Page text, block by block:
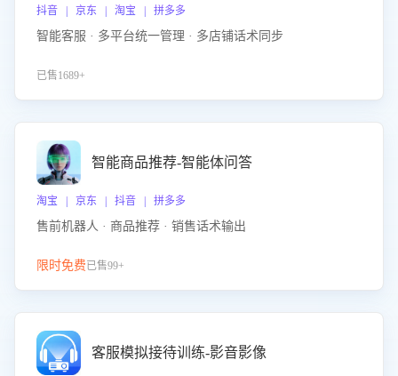
抖音 | 京东 | 淘宝 | 拼多多
智能客服 · 多平台统一管理 · 多店铺话术同步
已售1689+
智能商品推荐-智能体问答
淘宝 | 京东 | 抖音 | 拼多多
售前机器人 · 商品推荐 · 销售话术输出
限时免费已售99+
客服模拟接待训练-影音影像